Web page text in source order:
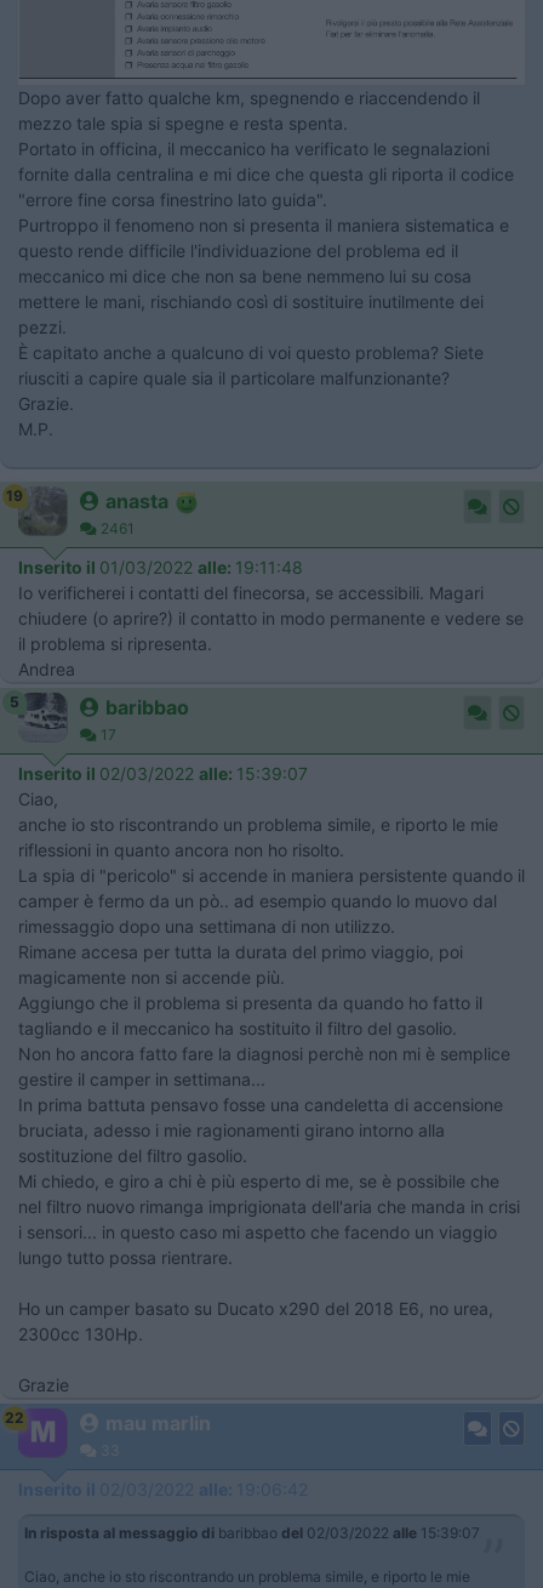
Dopo aver fatto qualche km, spegnendo e riaccendendo il
mezzo tale spia si spegne e resta spenta.
Portato in officina, il meccanico ha verificato le segnalazioni
fornite dalla centralina e mi dice che questa gli riporta il codice
"errore fine corsa finestrino lato guida".
Purtroppo il fenomeno non si presenta il maniera sistematica e
questo rende difficile l'individuazione del problema ed il
meccanico mi dice che non sa bene nemmeno lui su cosa
mettere le mani, rischiando così di sostituire inutilmente dei
pezzi.
È capitato anche a qualcuno di voi questo problema? Siete
riusciti a capire quale sia il particolare malfunzionante?
Grazie.
M.P.
19 anasta
2461
Inserito il 01/03/2022 alle: 19:11:48
Io verificherei i contatti del finecorsa, se accessibili. Magari
chiudere (o aprire?) il contatto in modo permanente e vedere se
il problema si ripresenta.
Andrea
5 baribbao
17
Inserito il 02/03/2022 alle: 15:39:07
Ciao,
anche io sto riscontrando un problema simile, e riporto le mie
riflessioni in quanto ancora non ho risolto.
La spia di "pericolo" si accende in maniera persistente quando il
camper è fermo da un pò.. ad esempio quando lo muovo dal
rimessaggio dopo una settimana di non utilizzo.
Rimane accesa per tutta la durata del primo viaggio, poi
magicamente non si accende più.
Aggiungo che il problema si presenta da quando ho fatto il
tagliando e il meccanico ha sostituito il filtro del gasolio.
Non ho ancora fatto fare la diagnosi perchè non mi è semplice
gestire il camper in settimana...
In prima battuta pensavo fosse una candeletta di accensione
bruciata, adesso i mie ragionamenti girano intorno alla
sostituzione del filtro gasolio.
Mi chiedo, e giro a chi è più esperto di me, se è possibile che
nel filtro nuovo rimanga imprigionata dell'aria che manda in crisi
i sensori... in questo caso mi aspetto che facendo un viaggio
lungo tutto possa rientrare.
Ho un camper basato su Ducato x290 del 2018 E6, no urea,
2300cc 130Hp.
Grazie
22 mau marlin
33
Inserito il 02/03/2022 alle: 19:06:42
In risposta al messaggio di baribbao del 02/03/2022 alle 15:39:07
Ciao, anche io sto riscontrando un problema simile, e riporto le mie